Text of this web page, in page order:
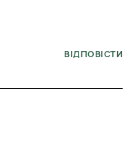
ВІДПОВІСТИ